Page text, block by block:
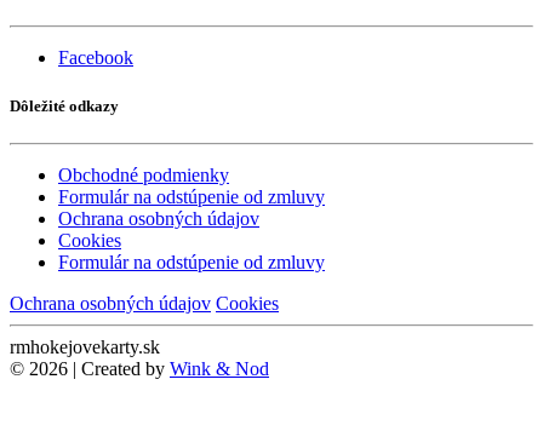
Facebook
Dôležité odkazy
Obchodné podmienky
Formulár na odstúpenie od zmluvy
Ochrana osobných údajov
Cookies
Formulár na odstúpenie od zmluvy
Ochrana osobných údajov Cookies
rmhokejovekarty.sk
© 2026 | Created by Wink & Nod